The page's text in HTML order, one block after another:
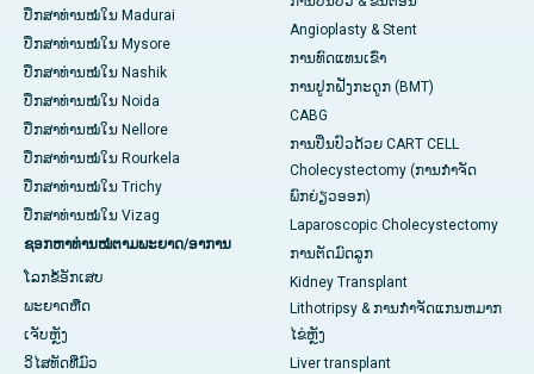
ປຶກສາທ່ານໝໍໃນ Madurai
ປຶກສາທ່ານໝໍໃນ Mysore
ປຶກສາທ່ານໝໍໃນ Nashik
ປຶກສາທ່ານໝໍໃນ Noida
ປຶກສາທ່ານໝໍໃນ Nellore
ປຶກສາທ່ານໝໍໃນ Rourkela
ປຶກສາທ່ານໝໍໃນ Trichy
ປຶກສາທ່ານໝໍໃນ Vizag
ຊອກຫາທ່ານໝໍຕາມພະຍາດ/ອາການ
ໂລກຂໍ້ອັກເສບ
ພະຍາດຫືດ
ເຈັບ​ຫຼັງ
ວິໄສທັດທີ່ມົວ
Angioplasty & Stent
ການທົດແທນເຂົ່າ
ການປູກຝັງກະດູກ (BMT)
CABG
ການປິ່ນປົວດ້ວຍ CART CELL
Cholecystectomy (ການກຳຈັດ
ພົກຍ່ຽວອອກ)
Laparoscopic Cholecystectomy
ການຕັດມົດລູກ
Kidney Transplant
Lithotripsy & ການກໍາຈັດແກນຫມາກ
ໄຂ່ຫຼັງ
Liver transplant